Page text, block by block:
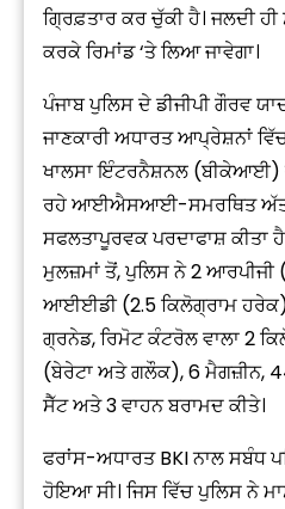
ਗ੍ਰਿਫ਼ਤਾਰ ਕਰ ਚੁੱਕੀ ਹੈ। ਜਲਦੀ
ਕਰਕੇ ਰਿਮਾਂਡ ‘ਤੇ ਲਿਆ ਜਾਵੇਗਾ।
ਪੰਜਾਬ ਪੁਲਿਸ ਦੇ ਡੀਜੀਪੀ ਗੌਰਵ
ਜਾਣਕਾਰੀ ਅਧਾਰਤ ਆਪ੍ਰੇਸ਼ਨਾਂ
ਖਾਲਸਾ ਇੰਟਰਨੈਸ਼ਨਲ (ਬੀਕੇਆਈ)
ਰਹੇ ਆਈਐਸਆਈ-ਸਮਰਥਿਤ
ਸਫਲਤਾਪੂਰਵਕ ਪਰਦਾਫਾਸ਼ ਕੀਤਾ
ਮੁਲਜ਼ਮਾਂ ਤੋਂ, ਪੁਲਿਸ ਨੇ 2
ਆਈਈਡੀ (2.5 ਕਿਲੋਗ੍ਰਾਮ
ਗ੍ਰਨੇਡ, ਰਿਮੋਟ ਕੰਟਰੋਲ ਵਾਲਾ 2
(ਬੇਰੇਟਾ ਅਤੇ ਗਲੌਕ), 6 ਮੈਗਜ਼ੀਨ,
ਸੈੱਟ ਅਤੇ 3 ਵਾਹਨ ਬਰਾਮਦ ਕੀਤੇ।
ਫਰਾਂਸ-ਅਧਾਰਤ BKI ਨਾਲ ਸਬੰਧ
ਹੋਇਆ ਸੀ। ਜਿਸ ਵਿੱਚ ਪੁਲਿਸ ਨੇ